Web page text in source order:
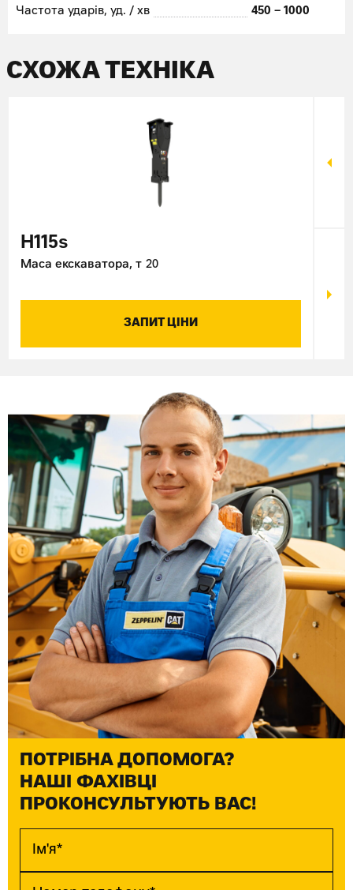
Частота ударів, уд. / хв
450 – 1000
СХОЖА ТЕХНІКА
H115s
Маса екскаватора, т 20
ЗАПИТ ЦІНИ
ПОТРІБНА ДОПОМОГА?
НАШІ ФАХІВЦІ
ПРОКОНСУЛЬТУЮТЬ ВАС!